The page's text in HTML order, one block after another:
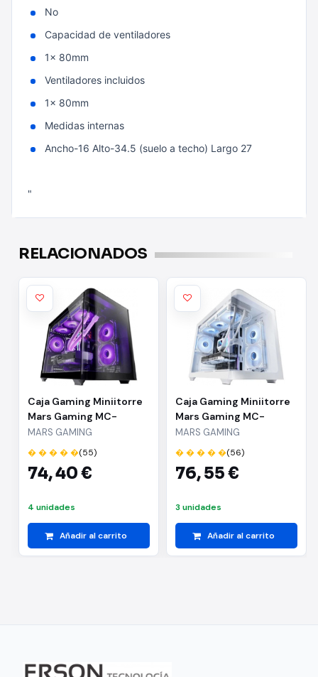
No
Capacidad de ventiladores
1x 80mm
Ventiladores incluidos
1x 80mm
Medidas internas
Ancho-16 Alto-34.5 (suelo a techo) Largo 27
"
RELACIONADOS
Caja Gaming Miniitorre
Mars Gaming MC-
FUSIONM
MARS GAMING
� � � � �(55)
74,40 €
4 unidades
Añadir al carrito
Caja Gaming Miniitorre
Mars Gaming MC-
FUSIONM/ Blanca
MARS GAMING
� � � � �(56)
76,55 €
3 unidades
Añadir al carrito